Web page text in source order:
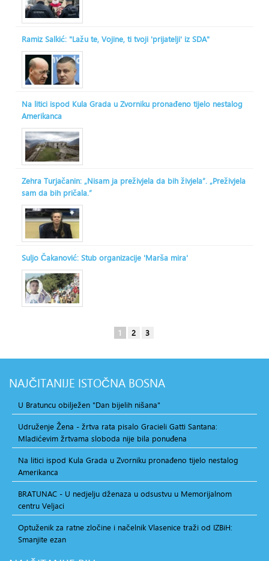
Ramiz Salkić: "Lažu te, Vojine, ti tvoji 'prijatelji' iz SDA"
Na litici ispod Kula Grada u Zvorniku pronađeno tijelo nestalog
Amerikanca
Zehra Turjačanin: „Nisam ja preživjela da bih živjela“. „Preživjela
sam da bih pričala.“
Suljo Čakanović: Stub organizacije 'Marša mira'
1 2 3
NAJČITANIJE ISTOČNA BOSNA
U Bratuncu obilježen "Dan bijelih nišana"
Udruženje Žena - žrtva rata pisalo Gracieli Gatti Santana:
Mladićevim žrtvama sloboda nije bila ponuđena
Na litici ispod Kula Grada u Zvorniku pronađeno tijelo nestalog
Amerikanca
BRATUNAC - U nedjelju dženaza u odsustvu u Memorijalnom
centru Veljaci
Optuženik za ratne zločine i načelnik Vlasenice traži od IZBiH:
Smanjite ezan